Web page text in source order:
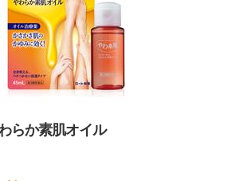
らか素肌オイル